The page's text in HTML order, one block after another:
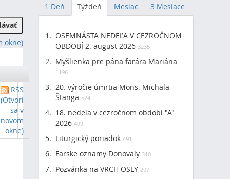
okne)
RSS
(Otvorí
sa v
novom
okne)
1 Deň Týždeň Mesiac 3 Mesiace
OSEMNÁSTA NEDEĽA V CEZROČNOM
OBDOBÍ 2. august 2026 3235
Myšlienka pre pána farára Mariána
1196
20. výročie úmrtia Mons. Michala
Štanga 524
18. nedeľa v cezročnom období "A"
2026 499
Liturgický poriadok 491
Farske oznamy Donovaly 310
Pozvánka na VRCH OSLY 297